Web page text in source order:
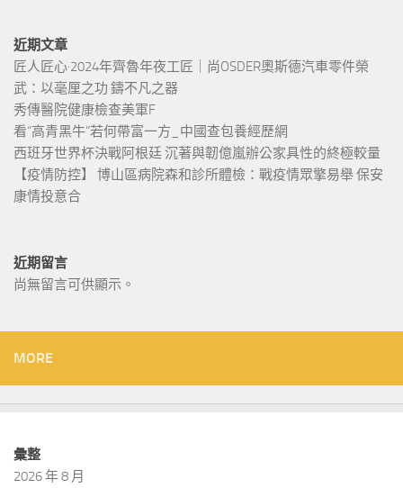
近期文章
匠人匠心·2024年齊魯年夜工匠｜尚OSDER奧斯德汽車零件榮
武：以毫厘之功 鑄不凡之器
秀傳醫院健康檢查美軍F
看“高青黑牛”若何帶富一方_中國查包養經歷網
西班牙世界杯決戰阿根廷 沉著與韌億嵐辦公家具性的終極較量
【疫情防控】 博山區病院森和診所體檢：戰疫情眾擎易舉 保安
康情投意合
近期留言
尚無留言可供顯示。
MORE
彙整
2026 年 8 月